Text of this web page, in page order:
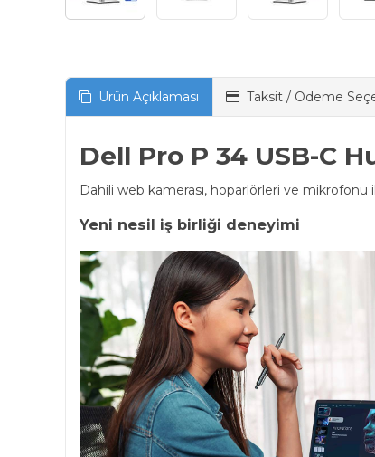
Ürün Açıklaması Taksit / Ödeme
Dell Pro P 34 USB-C
Dahili web kamerası, hoparlörleri ve
Yeni nesil iş birliği deneyimi